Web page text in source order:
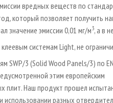
вредных веществ по
который позволяет получить
значение эмиссии 0,01 мг/м3, а в
системам Light, не
SWP/3 (Solid Wood Panels/3) по
этим европейским
плит. Наш продукт прошел
разных